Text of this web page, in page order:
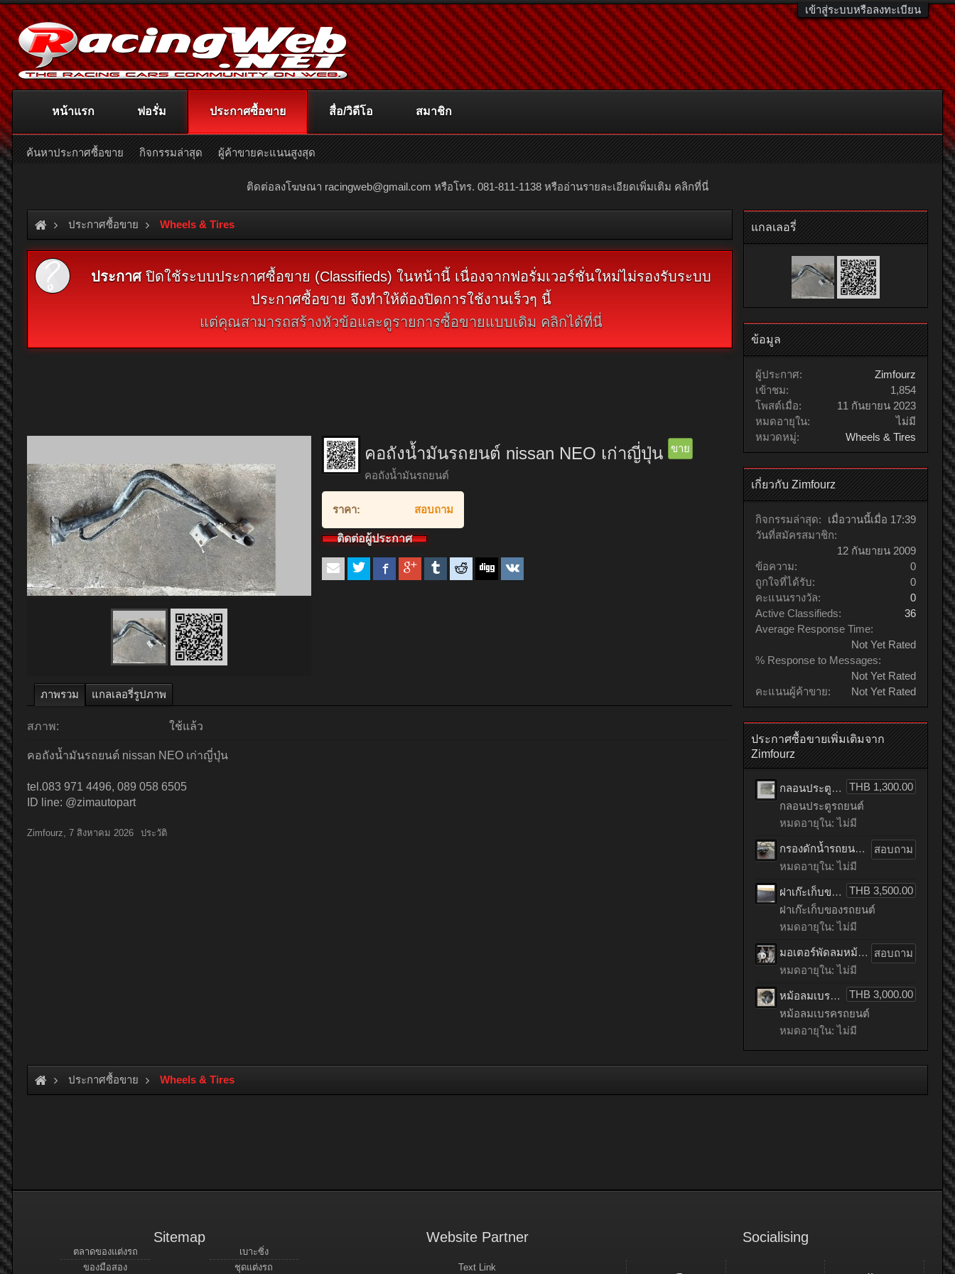
เข้าสู่ระบบหรือลงทะเบียน
ติดต่อลงโฆษณา racingweb@gmail.com หรือโทร. 081-811-1138 หรืออ่านรายละเอียดเพิ่มเติม คลิกที่นี่
ประกาศซื้อขาย Wheels & Tires
ประกาศปิดใช้ระบบประกาศซื้อขาย (Classifieds) ในหน้านี้ เนื่องจากฟอรั่มเวอร์ชั่นใหม่ไม่รองรับระบบ
ประกาศซื้อขาย จึงทำให้ต้องปิดการใช้งานเร็วๆ นี้
แต่คุณสามารถสร้างหัวข้อและดูรายการซื้อขายแบบเดิม คลิกได้ที่นี่
คอถังน้ำมันรถยนต์ nissan NEO เก่าญี่ปุ่น ขาย
คอถังน้ำมันรถยนต์
ราคา: สอบถาม
ติดต่อผู้ประกาศ
ภาพรวม แกลเลอรี่รูปภาพ
สภาพ: ใช้แล้ว
คอถังน้ำมันรถยนต์ nissan NEO เก่าญี่ปุ่น
tel.083 971 4496, 089 058 6505
ID line: @zimautopart
Zimfourz 7 สิงหาคม 2026 ประวัติ
แกลเลอรี่
ข้อมูล
ผู้ประกาศ:
Zimfourz
เข้าชม:
1,854
โพสต์เมื่อ:
11 กันยายน 2023
หมดอายุใน:
ไม่มี
หมวดหมู่:
Wheels & Tires
เกี่ยวกับ Zimfourz
กิจกรรมล่าสุด:
เมื่อวานนี้เมื่อ 17:39
วันที่สมัครสมาชิก:
12 กันยายน 2009
ข้อความ:
0
ถูกใจที่ได้รับ:
0
คะแนนรางวัล:
0
Active Classifieds:
36
Average Response Time:
Not Yet Rated
% Response to Messages:
Not Yet Rated
คะแนนผู้ค้าขาย:
Not Yet Rated
ประกาศซื้อขายเพิ่มเติมจาก
Zimfourz
THB 1,300.00
กลอนประตูรถยนต์ HONDA accord เก่าญี่ปุ่น
กลอนประตูรถยนต์
หมดอายุใน: ไม่มี
สอบถาม
กรองดักน้ำรถยนต์ toyota TIGER เก่าญี่ปุ่น
หมดอายุใน: ไม่มี
THB 3,500.00
ฝาเก๊ะเก็บของรถยนต์ benz C200 CGI เก่าญี่ปุ่น
ฝาเก๊ะเก็บของรถยนต์
หมดอายุใน: ไม่มี
สอบถาม
มอเตอร์พัดลมหม้อน้ำรถยนต์ HONDA ACCORD เก่าญี่ปุ่น
หมดอายุใน: ไม่มี
THB 3,000.00
หม้อลมเบรครถยนต์ mitsubishi LANCER EX เก่าญี่ปุ่น
หม้อลมเบรครถยนต์
หมดอายุใน: ไม่มี
ประกาศซื้อขาย Wheels & Tires
หน้าแรก ฟอรั่ม ประกาศซื้อขาย
ค้นหาประกาศซื้อขาย กิจกรรมล่าสุด ผู้ค้าขายคะแนนสูงสุด
สื่อ/วิดีโอ สมาชิก
Sitemap
ตลาดของแต่งรถ
ของมือสอง
เบาะซิ่ง
ชุดแต่งรถ
Website Partner
Text Link
Socialising